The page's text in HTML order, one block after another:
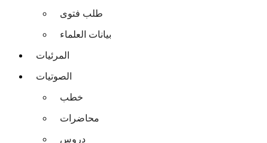
طلب فتوى
بيانات العلماء
المرئيات
الصوتيات
خطب
محاضرات
دروس